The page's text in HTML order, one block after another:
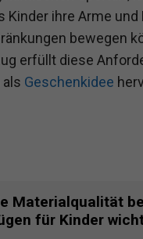
Kinder ihre Arme und
bewegen
erfüllt diese
Geschenkidee
Materialqualität
für Kinder